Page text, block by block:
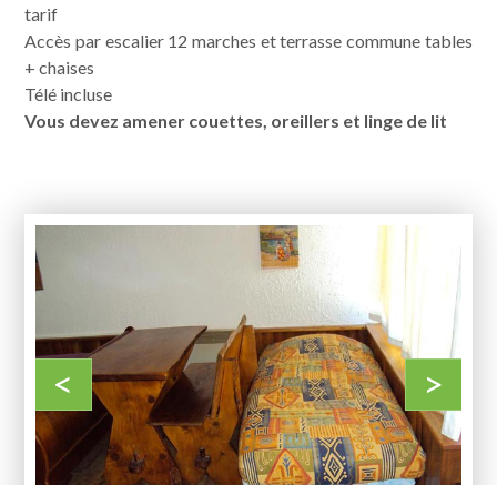
tarif
Accès par escalier 12 marches et terrasse commune tables
+ chaises
Télé incluse
Vous devez amener couettes, oreillers et linge de lit
< >